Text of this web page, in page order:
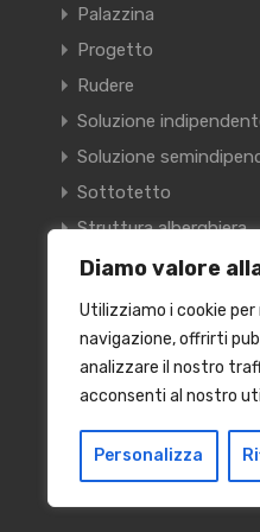
Diamo valore
Utilizziamo i cookie
navigazione, offrirti
analizzare il nostro
acconsenti al nostro
Personalizza
Palazzina
Progetto
Rudere
Soluzione
Soluzione
Sottotetto
Struttura alberghiera
Terracielo
Terreno
Villa
Villetta a schiera
© 2024 Kairos